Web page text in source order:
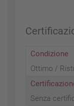
Condizione
Ottimo /
Senza